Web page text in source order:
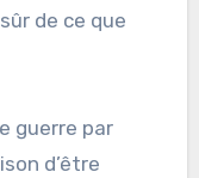
de ce que
guerre par
d’être